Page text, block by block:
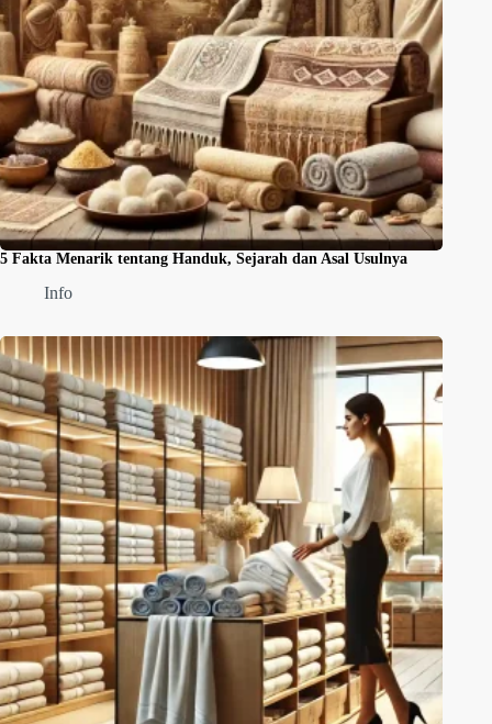
5 Fakta Menarik tentang Handuk, Sejarah dan Asal Usulnya
Info